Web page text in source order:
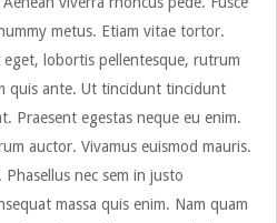
metus. Etiam vitae tortor.
lobortis pellentesque, rutrum
quis ante. Ut tincidunt tincidunt
Praesent egestas neque eu enim.
auctor. Vivamus euismod mauris.
nec sem in justo
massa quis enim. Nam quam